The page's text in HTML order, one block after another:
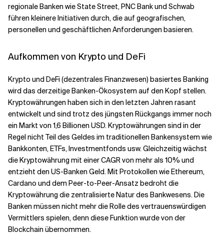
regionale Banken wie State Street, PNC Bank und Schwab
führen kleinere Initiativen durch, die auf geografischen,
personellen und geschäftlichen Anforderungen basieren.
Aufkommen von Krypto und DeFi
Krypto und DeFi (dezentrales Finanzwesen) basiertes Banking
wird das derzeitige Banken-Ökosystem auf den Kopf stellen.
Kryptowährungen haben sich in den letzten Jahren rasant
entwickelt und sind trotz des jüngsten Rückgangs immer noch
ein Markt von 1,6 Billionen USD. Kryptowährungen sind in der
Regel nicht Teil des Geldes im traditionellen Bankensystem wie
Bankkonten, ETFs, Investmentfonds usw. Gleichzeitig wächst
die Kryptowährung mit einer CAGR von mehr als 10% und
entzieht den US-Banken Geld. Mit Protokollen wie Ethereum,
Cardano und dem Peer-to-Peer-Ansatz bedroht die
Kryptowährung die zentralisierte Natur des Bankwesens. Die
Banken müssen nicht mehr die Rolle des vertrauenswürdigen
Vermittlers spielen, denn diese Funktion wurde von der
Blockchain übernommen.